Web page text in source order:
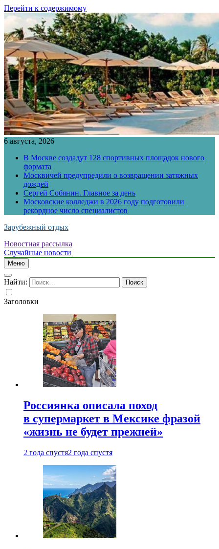
Перейти к содержимому
6 августа, 2026
В Москве создадут 128 спортивных площадок нового
формата
Москвичей предупредили о возвращении затяжных
дождей
Сергей Собянин. Главное за день
Московские колледжи в 2026 году подготовили
рекордное число специалистов
Зарубежный отдых
Новостная рассылка
Случайные новости
Меню
Найти:
Заголовки
Россиянка описала поход
в супермаркет в Мексике фразой
«жизнь не будет прежней»
2 года спустя2 года спустя